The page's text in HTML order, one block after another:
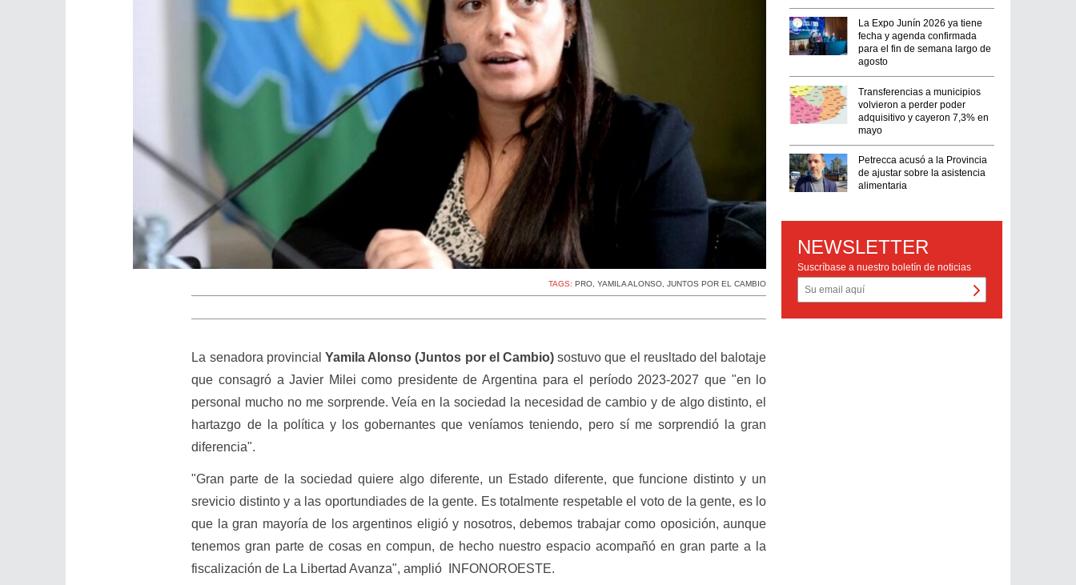
TAGS:PRO ,YAMILA ALONSO ,JUNTOS POR EL CAMBIO
La senadora provincial Yamila Alonso (Juntos por el Cambio)sostuvo que el reusltado del balotaje
que consagró a Javier Milei como presidente de Argentina para el período 2023-2027 que "en lo
personal mucho no me sorprende. Veía en la sociedad la necesidad de cambio y de algo distinto, el
hartazgo de la política y los gobernantes que veníamos teniendo, pero sí me sorprendió la gran
diferencia".
"Gran parte de la sociedad quiere algo diferente, un Estado diferente, que funcione distinto y un
srevicio distinto y a las oportundiades de la gente. Es totalmente respetable el voto de la gente, es lo
que la gran mayoría de los argentinos eligió y nosotros, debemos trabajar como oposición, aunque
tenemos gran parte de cosas en compun, de hecho nuestro espacio acompañó en gran parte a la
fiscalización de La Libertad Avanza", amplió INFONOROESTE.
La Expo Junín 2026 ya tiene
fecha y agenda confirmada
para el fin de semana largo de
agosto
Transferencias a municipios
volvieron a perder poder
adquisitivo y cayeron 7,3% en
mayo
Petrecca acusó a la Provincia
de ajustar sobre la asistencia
alimentaria
NEWSLETTER
Suscríbase a nuestro boletín de noticias